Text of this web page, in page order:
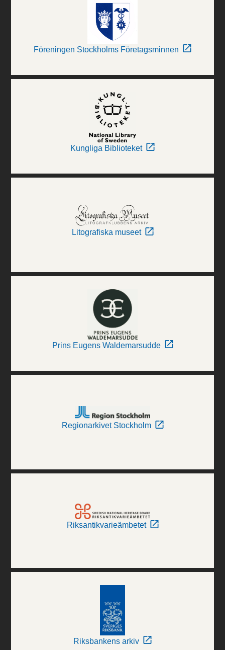
Föreningen Stockholms Företagsminnen
Kungliga Biblioteket
Litografiska museet
Prins Eugens Waldemarsudde
Regionarkivet Stockholm
Riksantikvarieämbetet
Riksbankens arkiv